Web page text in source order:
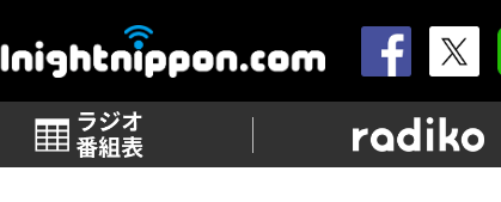
allnightnippon.com